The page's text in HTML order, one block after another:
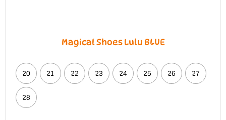
Magical Shoes Lulu BLUE
20 21 22 23 24 25 26 27
28